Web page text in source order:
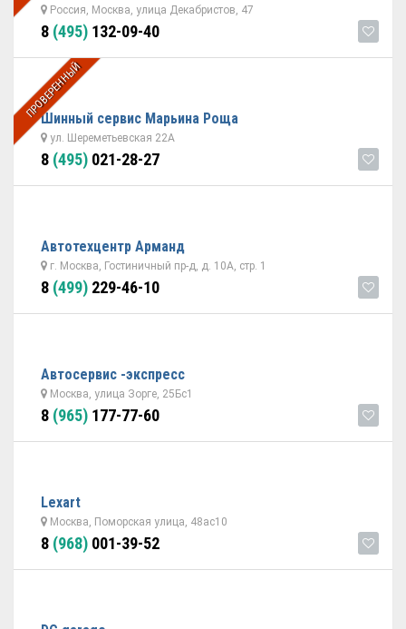
Россия, Москва, улица Декабристов, 47
8 (495) 132-09-40
ПРОВЕРЕННЫЙ
Шинный сервис Марьина Роща
ул. Шереметьевская 22А
8 (495) 021-28-27
Автотехцентр Арманд
г. Москва, Гостиничный пр-д, д. 10А, стр. 1
8 (499) 229-46-10
Автосервис -экспресс
Москва, улица Зорге, 25Бс1
8 (965) 177-77-60
Lexart
Москва, Поморская улица, 48ас10
8 (968) 001-39-52